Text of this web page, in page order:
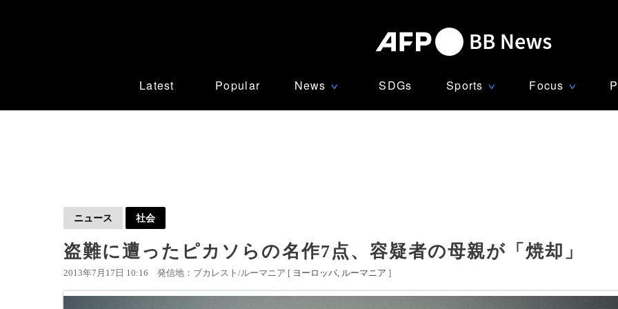
Latest Popular News ∨ SDGs Sports ∨ Focus ∨
ニュース 社会
盗難に遭ったピカソらの名作7点、容疑者の母親が「焼却」
2013年7月17日 10:16 発信地：ブカレスト/ルーマニア [ ヨーロッパ ルーマニア ]